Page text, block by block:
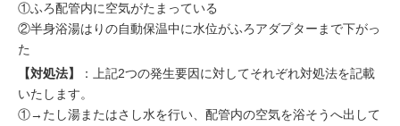
①ふろ配管内に空気がたまっている
②半身浴湯はりの自動保温中に水位がふろアダプターまで下がっ
た
【対処法】
：上記2つの発生要因に対してそれぞれ対処法を記載
いたします。
①→たし湯またはさし水を行い、配管内の空気を浴そうへ出して